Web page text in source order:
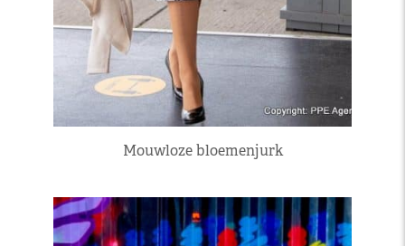
Mouwloze bloemenjurk